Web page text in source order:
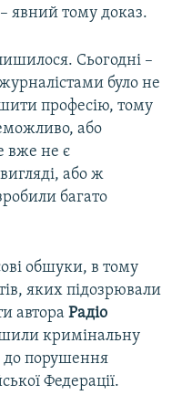
явний тому доказ.
Сьогодні –
було не
професію, тому
або
вже не є
або ж
багато
обшуки, в тому
яких підозрювали
автора Радіо
кримінальну
до порушення
Федерації.